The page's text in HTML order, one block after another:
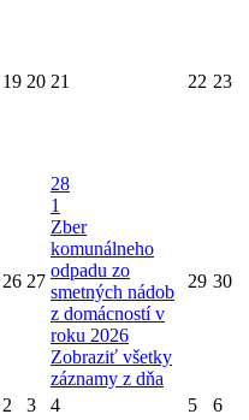
19 20 21 22 23
26 27
28
1
Zber
komunálneho
odpadu zo
smetných nádob
z domácností v
roku 2026
Zobraziť všetky
záznamy z dňa
29 30
2 3 4 5 6